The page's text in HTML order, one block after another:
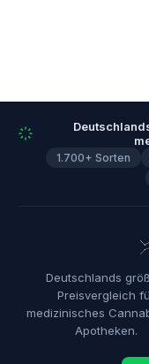
1.700+ Sorten
Deutschlands
Preisvergleich
medizinisches
Apotheken.